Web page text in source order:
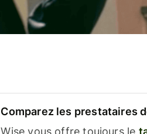
Comparez les prestataires
Wise vous offre toujours le